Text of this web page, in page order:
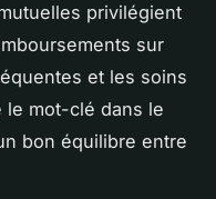
privilégient
sur
et les soins
le mot-clé dans le
bon équilibre entre